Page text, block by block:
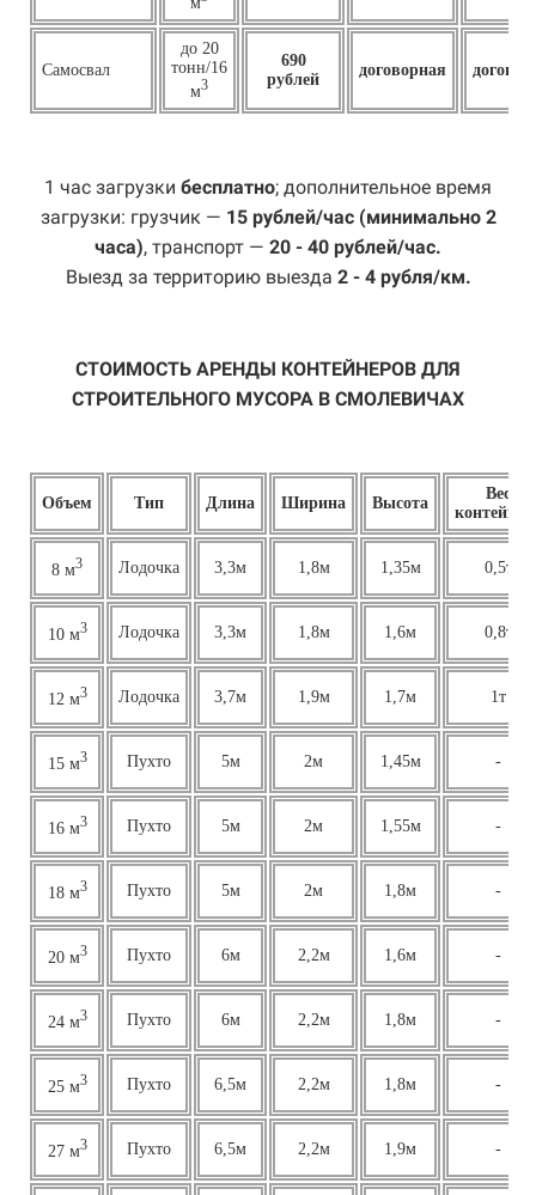
Самосвал
до 20
тонн/16
м3
690
рублей
договорная
1 час загрузки бесплатно; дополнительное время
загрузки: грузчик — 15 рублей/час (минимально 2
часа), транспорт — 20 - 40 рублей/час.
Выезд за территорию выезда 2 - 4 рубля/км.
СТОИМОСТЬ АРЕНДЫ КОНТЕЙНЕРОВ ДЛЯ
СТРОИТЕЛЬНОГО МУСОРА В СМОЛЕВИЧАХ
Объем Тип Длина Ширина Высота
Вес
8 м3 Лодочка 3,3м 1,8м 1,35м 0,5т
10 м3 Лодочка 3,3м 1,8м 1,6м 0,8т
12 м3 Лодочка 3,7м 1,9м 1,7м 1т
15 м3 Пухто 5м 2м 1,45м -
16 м3 Пухто 5м 2м 1,55м -
18 м3 Пухто 5м 2м 1,8м -
20 м3 Пухто 6м 2,2м 1,6м -
24 м3 Пухто 6м 2,2м 1,8м -
25 м3 Пухто 6,5м 2,2м 1,8м -
27 м3 Пухто 6,5м 2,2м 1,9м -